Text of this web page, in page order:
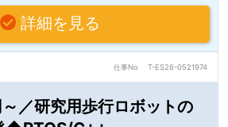
詳細を見る
仕事No T-ES26-0521974
／研究用歩行ロボットの